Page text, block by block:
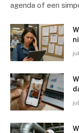
agenda of een